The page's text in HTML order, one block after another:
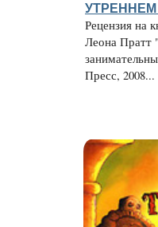
Рецензия на
Леона Пратт
Пресс, 2008...